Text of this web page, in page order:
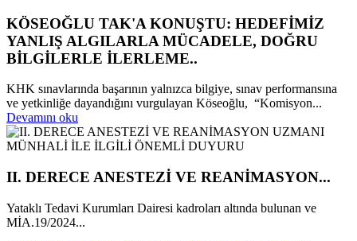
KÖSEOĞLU TAK'A KONUŞTU: HEDEFİMİZ
YANLIŞ ALGILARLA MÜCADELE, DOĞRU
BİLGİLERLE İLERLEME..
KHK sınavlarında başarının yalnızca bilgiye, sınav performansına
ve yetkinliğe dayandığını vurgulayan Köseoğlu, “Komisyon...
Devamını oku
II. DERECE ANESTEZİ VE REANİMASYON...
Yataklı Tedavi Kurumları Dairesi kadroları altında bulunan ve
MİA.19/2024...